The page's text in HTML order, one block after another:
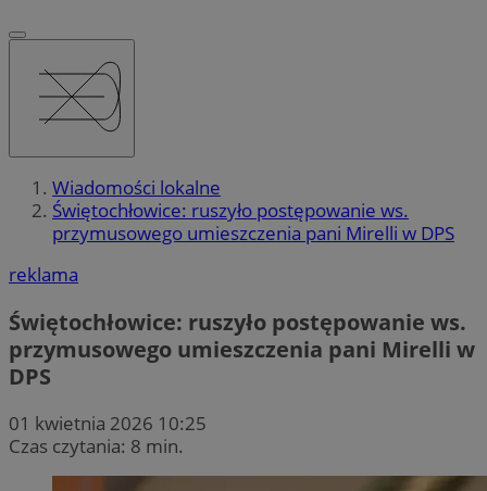
Wiadomości lokalne
Świętochłowice: ruszyło postępowanie ws.
przymusowego umieszczenia pani Mirelli w DPS
reklama
Świętochłowice: ruszyło postępowanie ws.
przymusowego umieszczenia pani Mirelli w
DPS
01 kwietnia 2026 10:25
Czas czytania: 8 min.